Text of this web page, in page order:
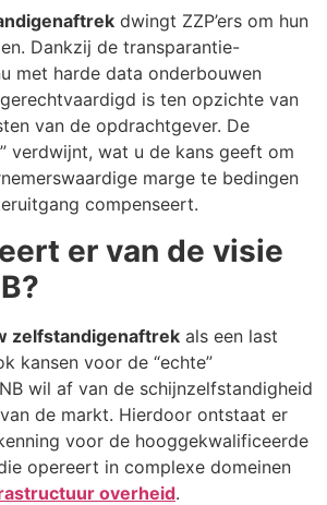
dwingt ZZP’ers om hun
Dankzij de transparantie-
met harde data onderbouwen
is ten opzichte van
van de opdrachtgever. De
verdwijnt, wat u de kans geeft om
marge te bedingen
compenseert.
er van de visie
zelfstandigenaftrek als een last
kansen voor de “echte”
wil af van de schijnzelfstandigheid
de markt. Hierdoor ontstaat er
voor de hooggekwalificeerde
opereert in complexe domeinen
overheid.